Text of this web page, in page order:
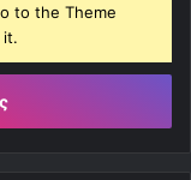
to the Theme
it.